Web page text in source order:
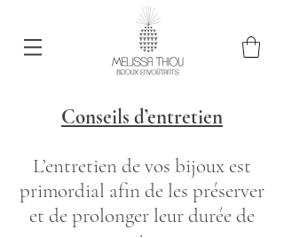
Conseils d’entretien
L’entretien de vos bijoux est
primordial afin de les préserver
et de prolonger leur durée de